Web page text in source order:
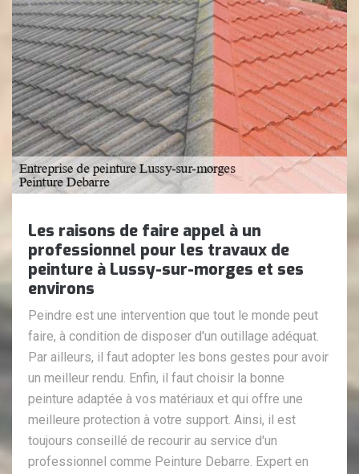
Les raisons de faire appel à un
professionnel pour les travaux de
peinture à Lussy-sur-morges et ses
environs
Peindre est une intervention que tout le monde peut
faire, à condition de disposer d'un outillage adéquat.
Par ailleurs, il faut adopter les bons gestes pour avoir
un meilleur rendu. Enfin, il faut choisir la bonne
peinture adaptée à vos matériaux et qui offre une
meilleure protection à votre support. Ainsi, il est
toujours conseillé de recourir au service d'un
professionnel comme Peinture Debarre. Expert en